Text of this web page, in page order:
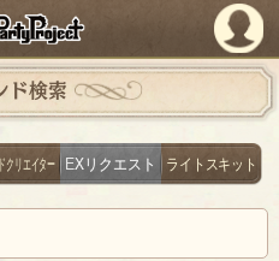
PandoraPartyProject
ド検索
クリエイター EXリクエスト ライトスキット